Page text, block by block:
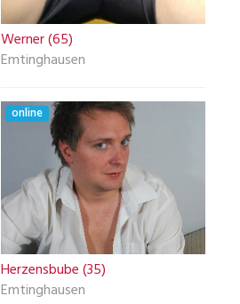
Werner (65)
Emtinghausen
online
Herzensbube (35)
Emtinghausen